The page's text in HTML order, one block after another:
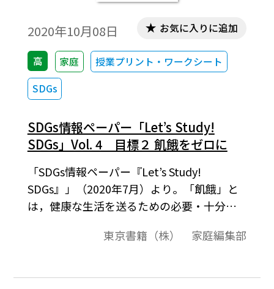
2020年10月08日
高 家庭
授業プリント・ワークシート
SDGs
お気に入りに追加
SDGs情報ペーパー「Let’s Study!
SDGs」Vol. 4 目標２ 飢餓をゼロに
「SDGs情報ペーパー『Let’s Study!
SDGs』」（2020年7月）より。「飢餓」と
は，健康な生活を送るための必要・十分な
は約８億 2,000 万人（2019 年），約９人に
景には，自然災害や紛争などの突発的な問
東京書籍（株） 家庭編集部